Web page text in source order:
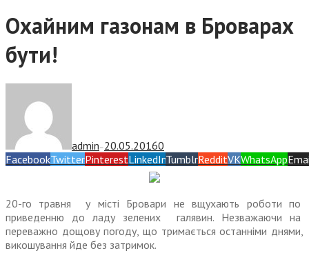
Охайним газонам в Броварах
бути!
admin — 20.05.20160
FacebookTwitterPinterestLinkedInTumblrRedditVKWhatsApp
20-го травня у місті Бровари не вщухають роботи по
приведенню до ладу зелених галявин. Незважаючи на
переважно дощову погоду, що тримається останніми днями,
викошування йде без затримок.